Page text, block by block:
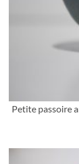
Petite passoire